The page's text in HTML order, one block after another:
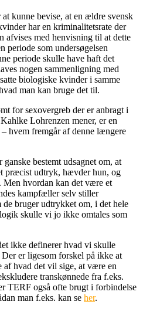
kunne bevise, at en ældre svensk
har en kriminalitetsrate der
afvises med henvisning til at dette
periode som undersøgelsen
periode skulle have haft det
nogen sammenligning med
biologiske kvinder i samme
man kan bruge det til.
for sexovergreb der er anbragt i
Lohrenzen mener, er en
hvem fremgår af denne længere
bestemt udsagnet om, at
præcist udtryk, hævder hun, og
Men hvordan kan det være et
kampfæller selv stiller
de bruger udtrykket om, i det hele
skulle vi jo ikke omtales som
ikke definerer hvad vi skulle
er ligesom forskel på ikke at
af hvad det vil sige, at være en
transkønnede fra f.eks.
TERF også ofte brugt i forbindelse
man f.eks. kan se her.